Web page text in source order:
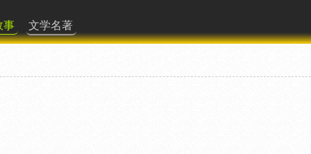
事 文学名著